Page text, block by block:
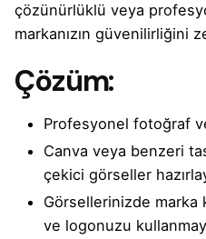
çözünürlüklü veya
markanızın güvenilirliğini
Çözüm:
Profesyonel fotoğraf
Canva veya benzeri
çekici görseller
Görsellerinizde
ve logonuzu